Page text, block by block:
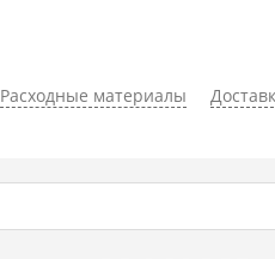
Расходные материалы